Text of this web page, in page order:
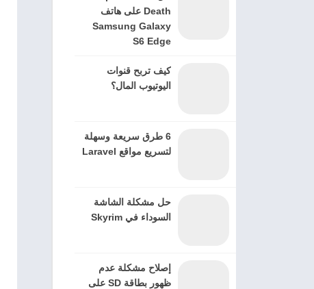
Death على هاتف
Samsung Galaxy
S6 Edge
كيف تربح قنوات
اليوتيوب المال؟
6 طرق سريعة وسهلة
لتسريع مواقع Laravel
حل مشكلة الشاشة
السوداء في Skyrim
إصلاح مشكلة عدم
ظهور بطاقة SD على